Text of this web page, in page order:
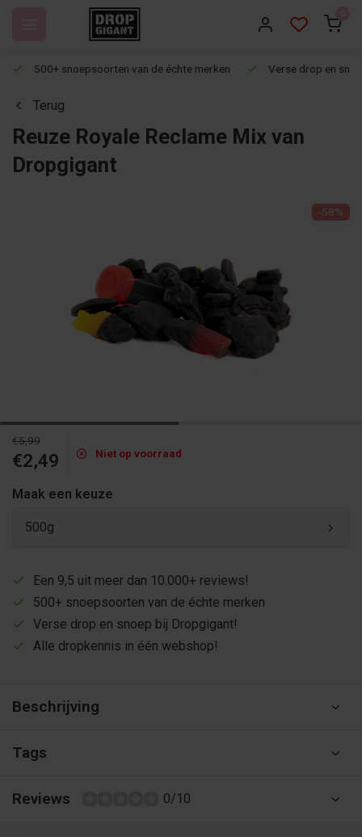
500+ snoepsoorten van de échte merken Verse drop en
Terug
Reuze Royale Reclame Mix van
Dropgigant
-58%
€5,99
€2,49 Niet op voorraad
Maak een keuze
500g
Een 9,5 uit meer dan 10.000+ reviews!
500+ snoepsoorten van de échte merken
Verse drop en snoep bij Dropgigant!
Alle dropkennis in één webshop!
Beschrijving
Tags
Reviews 0/10